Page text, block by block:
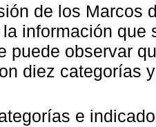
de los Marcos
información que
puede observar
diez categorías
e